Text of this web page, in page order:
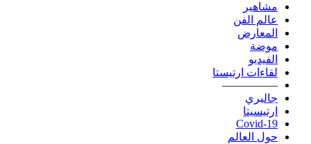
مشاهير
عالم الفن
المعارض
موضة
الفيديو
لقاءات ارتيستا
—————
جاليري
ارتيسيتا
Covid-19
حول العالم